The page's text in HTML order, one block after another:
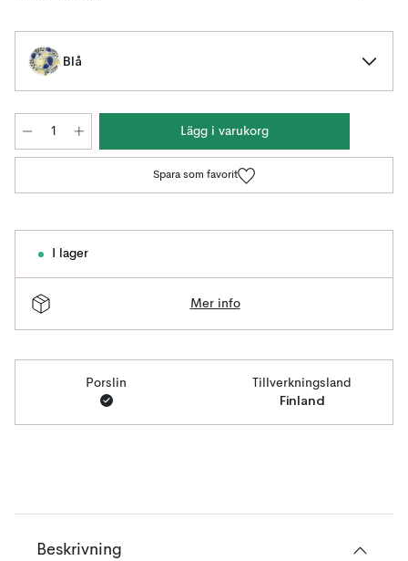
Blå
Lägg i varukorg
Spara som favorit
I lager
Mer info
Porslin Tillverkningsland
Finland
Beskrivning